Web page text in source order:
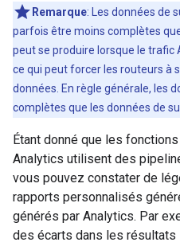
Remarque: Les données de
parfois être moins complètes
peut se produire lorsque le trafic
ce qui peut forcer les routeurs à
données. En règle générale, les
complètes que les données de
Étant donné que les
Analytics utilisent des
vous pouvez constater de
rapports personnalisés
générés par Analytics. Par
des écarts dans les